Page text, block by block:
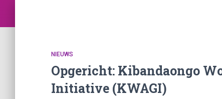
NIEUWS
Opgericht: Kibandaongo
Initiative (KWAGI)